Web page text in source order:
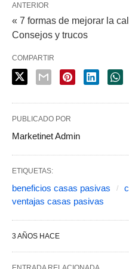
ANTERIOR
« 7 formas de mejorar la
Consejos y trucos
COMPARTIR
PUBLICADO POR
Marketinet Admin
ETIQUETAS:
beneficios casas pasivas
ventajas casas pasivas
3 AÑOS HACE